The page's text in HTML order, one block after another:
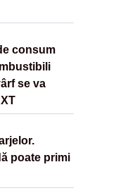
consum
se va
poate primi